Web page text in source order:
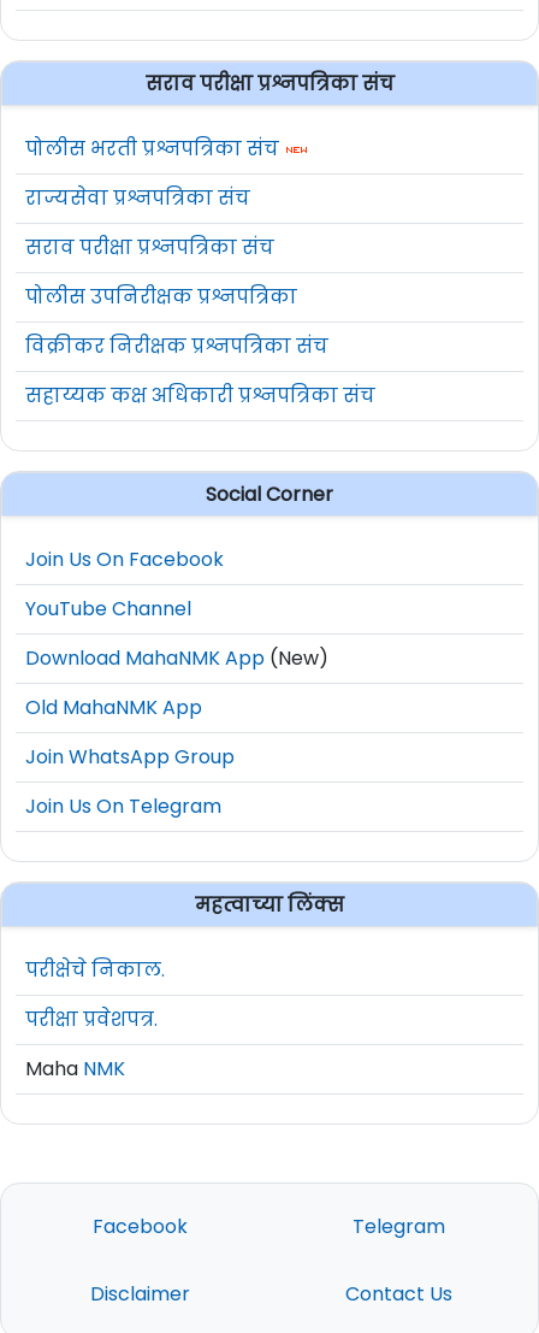
सराव परीक्षा प्रश्नपत्रिका संच
पोलीस भरती प्रश्नपत्रिका संच
राज्यसेवा प्रश्नपत्रिका संच
सराव परीक्षा प्रश्नपत्रिका संच
पोलीस उपनिरीक्षक प्रश्नपत्रिका
विक्रीकर निरीक्षक प्रश्नपत्रिका संच
सहाय्यक कक्ष अधिकारी प्रश्नपत्रिका संच
Social Corner
Join Us On Facebook
YouTube Channel
Download MahaNMK App (New)
Old MahaNMK App
Join WhatsApp Group
Join Us On Telegram
महत्वाच्या लिंक्स
परीक्षेचे निकाल.
परीक्षा प्रवेशपत्र.
Maha NMK
Facebook Telegram
Disclaimer Contact Us